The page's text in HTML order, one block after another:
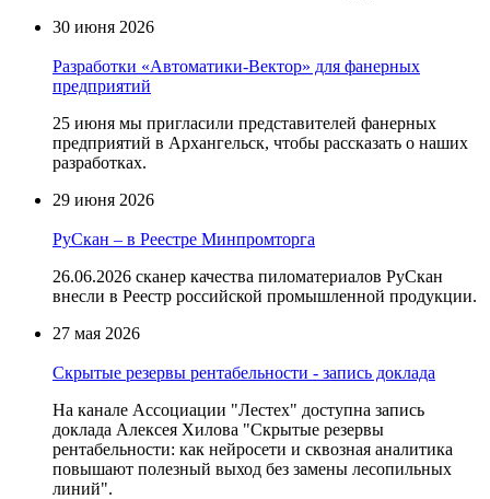
30 июня 2026
Разработки «Автоматики-Вектор» для фанерных
предприятий
25 июня мы пригласили представителей фанерных
предприятий в Архангельск, чтобы рассказать о наших
разработках.
29 июня 2026
РуСкан – в Реестре Минпромторга
26.06.2026 сканер качества пиломатериалов РуСкан
внесли в Реестр российской промышленной продукции.
27 мая 2026
Скрытые резервы рентабельности - запись доклада
На канале Ассоциации "Лестех" доступна запись
доклада Алексея Хилова "Скрытые резервы
рентабельности: как нейросети и сквозная аналитика
повышают полезный выход без замены лесопильных
линий".